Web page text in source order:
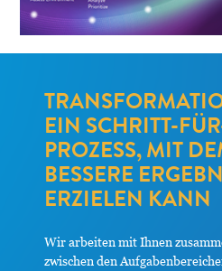
EIN SCHRITT-
PROZESS, MIT
BESSERE
ERZIELEN KANN
Wir arbeiten mit Ihnen
zwischen den